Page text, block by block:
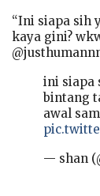
“Ini siapa sih
kaya gini?
ini siapa
bintang
awal
— shan